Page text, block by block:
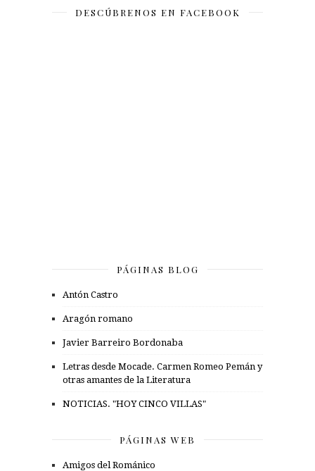
DESCÚBRENOS EN FACEBOOK
PÁGINAS BLOG
Antón Castro
Aragón romano
Javier Barreiro Bordonaba
Letras desde Mocade. Carmen Romeo Pemán y
otras amantes de la Literatura
NOTICIAS. "HOY CINCO VILLAS"
PÁGINAS WEB
Amigos del Románico